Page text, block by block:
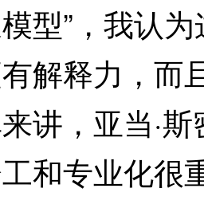
型”，我认
解释力，而
讲，亚当·
和专业化很